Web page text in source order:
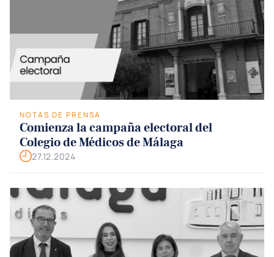
NOTAS DE PRENSA
Comienza la campaña electoral del
Colegio de Médicos de Málaga
27.12.2024